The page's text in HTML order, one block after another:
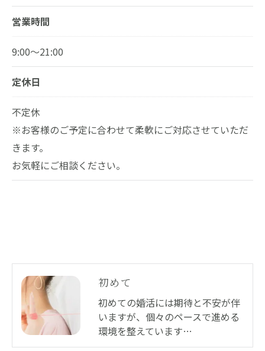
営業時間
9:00～21:00
定休日
不定休
※お客様のご予定に合わせて柔軟にご対応させていただ
きます。
お気軽にご相談ください。
初めて
初めての婚活には期待と不安が伴
いますが、個々のペースで進める
環境を整えています…
お問い合わせはこちら